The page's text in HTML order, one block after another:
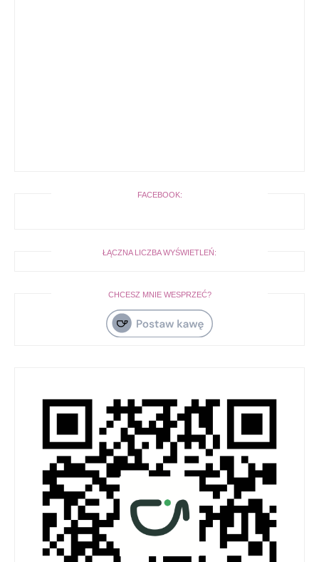
FACEBOOK:
ŁĄCZNA LICZBA WYŚWIETLEŃ:
CHCESZ MNIE WESPRZEĆ?